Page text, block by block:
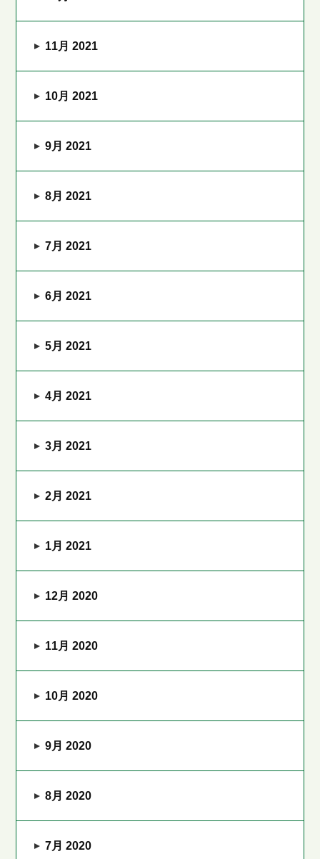
11月 2021
10月 2021
9月 2021
8月 2021
7月 2021
6月 2021
5月 2021
4月 2021
3月 2021
2月 2021
1月 2021
12月 2020
11月 2020
10月 2020
9月 2020
8月 2020
7月 2020